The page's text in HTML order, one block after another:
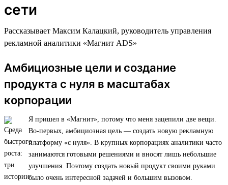
сети
Рассказывает Максим Калацкий, руководитель управления
рекламной аналитики «Магнит ADS»
Амбициозные цели и создание
продукта с нуля в масштабах
корпорации
Я пришел в «Магнит», потому что меня зацепили две вещи.
Во-первых, амбициозная цель — создать новую рекламную
платформу «с нуля». В крупных корпорациях аналитики часто
занимаются готовыми решениями и вносят лишь небольшие
улучшения. Поэтому создать новый продукт своими руками
было очень интересной задачей и большим вызовом.